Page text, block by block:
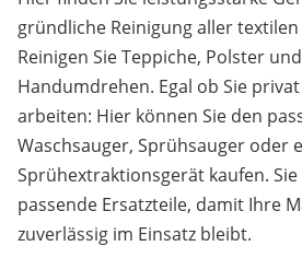
gründliche Reinigung aller
Reinigen Sie Teppiche, Polster
Handumdrehen. Egal ob Sie
arbeiten: Hier können Sie den
Waschsauger, Sprühsauger oder
Sprühextraktionsgerät kaufen.
passende Ersatzteile, damit Ihre
zuverlässig im Einsatz bleibt.